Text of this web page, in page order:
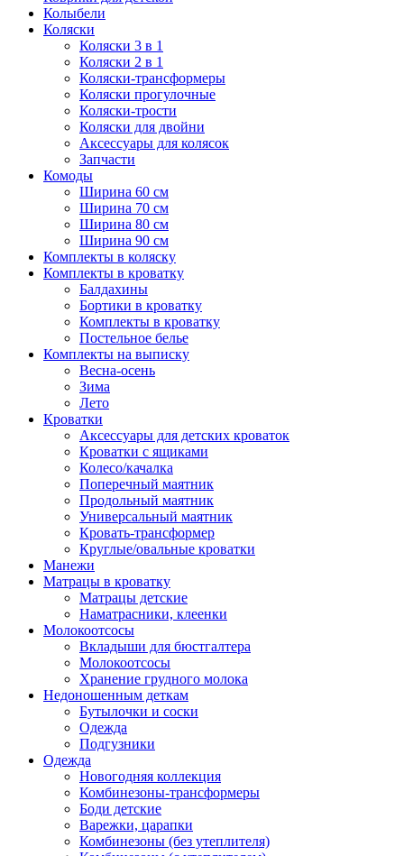
Колыбели
Коляски
Коляски 3 в 1
Коляски 2 в 1
Коляски-трансформеры
Коляски прогулочные
Коляски-трости
Коляски для двойни
Аксессуары для колясок
Запчасти
Комоды
Ширина 60 см
Ширина 70 см
Ширина 80 см
Ширина 90 см
Комплекты в коляску
Комплекты в кроватку
Балдахины
Бортики в кроватку
Комплекты в кроватку
Постельное белье
Комплекты на выписку
Весна-осень
Зима
Лето
Кроватки
Аксессуары для детских кроваток
Кроватки с ящиками
Колесо/качалка
Поперечный маятник
Продольный маятник
Универсальный маятник
Кровать-трансформер
Круглые/овальные кроватки
Манежи
Матрацы в кроватку
Матрацы детские
Наматрасники, клеенки
Молокоотсосы
Вкладыши для бюстгалтера
Молокоотсосы
Хранение грудного молока
Недоношенным деткам
Бутылочки и соски
Одежда
Подгузники
Одежда
Новогодняя коллекция
Комбинезоны-трансформеры
Боди детские
Варежки, царапки
Комбинезоны (без утеплителя)